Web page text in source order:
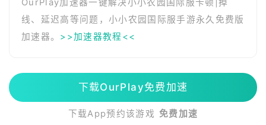
OurPlay加速器一键解决小小农园国际服卡顿|掉
线、延迟高等问题，小小农园国际服手游永久免费版
加速器。 >>加速器教程<<
下载OurPlay免费加速
下载App预约该游戏 免费加速